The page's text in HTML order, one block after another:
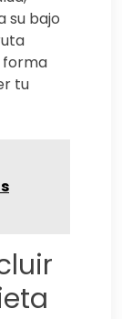
su bajo
forma
tu